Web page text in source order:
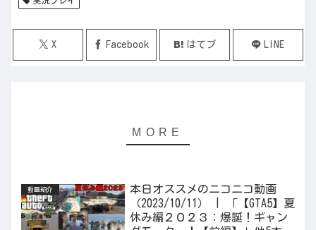
X Facebook はてブ LINE
動画紹介
本日オススメのニコニコ動画
（2023/10/11） | 「【GTA5】夏
休み編２０２３：爆誕！ギャン